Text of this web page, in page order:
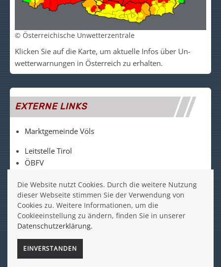
© Österreichische Unwetterzentrale
Klicken Sie auf die Kar­te, um akt­uelle Infos über Un­
wetter­warn­un­gen in Ös­ter­reich zu er­halt­en.
EXTERNE LINKS
Marktgemeinde Völs
Leitstelle Tirol
ÖBFV
FF Völs auf Facebook
FF Völs auf Instagram
© 2023 FF VÖLS -IMPRESSUM
Website built by
Die Website nutzt Cookies. Durch die weitere Nutzung
dieser Webseite stimmen Sie der Verwendung von
Cookies zu. Weitere Informationen, um die
Cookieeinstellung zu ändern, finden Sie in unserer
Datenschutzerklärung.
EINVERSTANDEN